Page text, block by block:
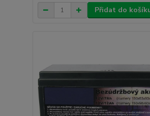
Přidat do